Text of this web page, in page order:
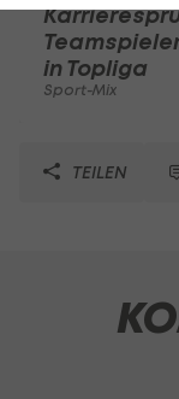
in Topliga
Sport-Mix
TEILEN